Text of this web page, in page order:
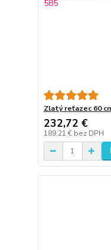
Zlatý reťazec 60
232,72 €
189,21 € bez DPH